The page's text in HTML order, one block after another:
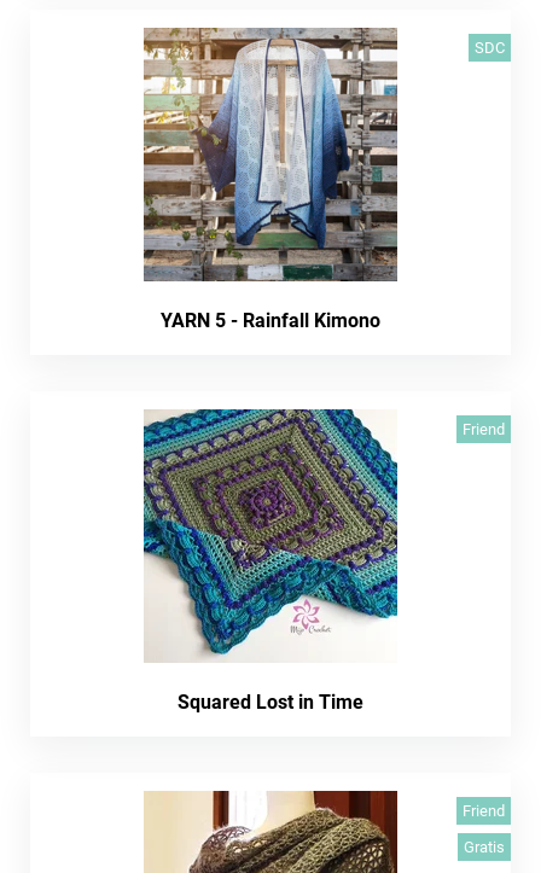
SDC
YARN 5 - Rainfall Kimono
Friend
Squared Lost in Time
Friend
Gratis